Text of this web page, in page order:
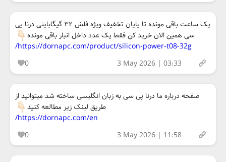
یک ساعت باقی مونده تا پایان تخفیف ویژه فلش ۳۲ گیگابایتی درنا پی
سی همین الان خرید کن فقط یک عدد داخل انبار باقی مونده
https://dornapc.com/product/silicon-power-t08-32g/
0
3 May 2026 | 03:33
صفحه درباره ما درنا پی سی به زبان انگلیسی ساخته شد میتوانید از
طریق لینک زیر مطالعه کنید
https://dornapc.com/en/
0
3 May 2026 | 11:58